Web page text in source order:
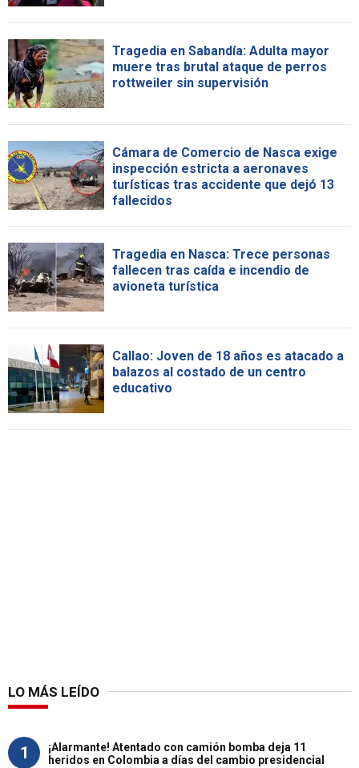
Tragedia en Sabandía: Adulta mayor
muere tras brutal ataque de perros
rottweiler sin supervisión
Cámara de Comercio de Nasca exige
inspección estricta a aeronaves
turísticas tras accidente que dejó 13
fallecidos
Tragedia en Nasca: Trece personas
fallecen tras caída e incendio de
avioneta turística
Callao: Joven de 18 años es atacado a
balazos al costado de un centro
educativo
LO MÁS LEÍDO
1
¡Alarmante! Atentado con camión bomba deja 11
heridos en Colombia a días del cambio presidencial